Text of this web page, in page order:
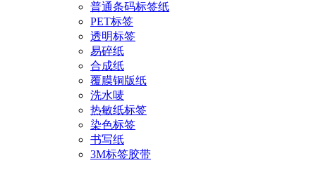
普通条码标签纸
PET标签
透明标签
易碎纸
合成纸
覆膜铜版纸
洗水唛
热敏纸标签
染色标签
书写纸
3M标签胶带